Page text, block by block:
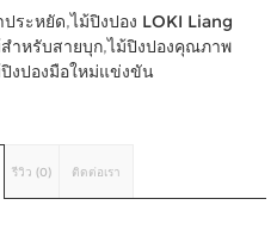
ประหยัด,ไม้ปิงปอง LOKI Liang
ำหรับสายบุก,ไม้ปิงปองคุณภาพ
งปองมือใหม่แข่งขัน
รีวิว (0) ติดต่อเรา